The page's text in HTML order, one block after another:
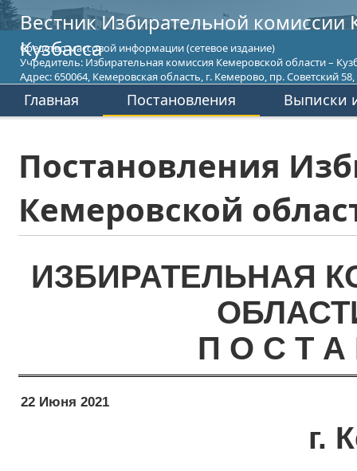
Вестник Избирательной комиссии
Кузбасса
Средство массовой информации (сетевое издание)
Учредитель: Избирательная комиссия Кемеровской области –
Адрес: 650064, Кемеровская область, г. Кемерово, пр. Советский 58,
Главная Постановления Выписки
Постановления
Кемеровской
ИЗБИРАТЕЛЬНАЯ
П О С Т А
22 Июня 2021
г.